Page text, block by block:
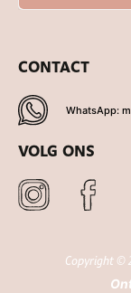
CONTACT
WhatsApp:
VOLG ONS
Copyright ©